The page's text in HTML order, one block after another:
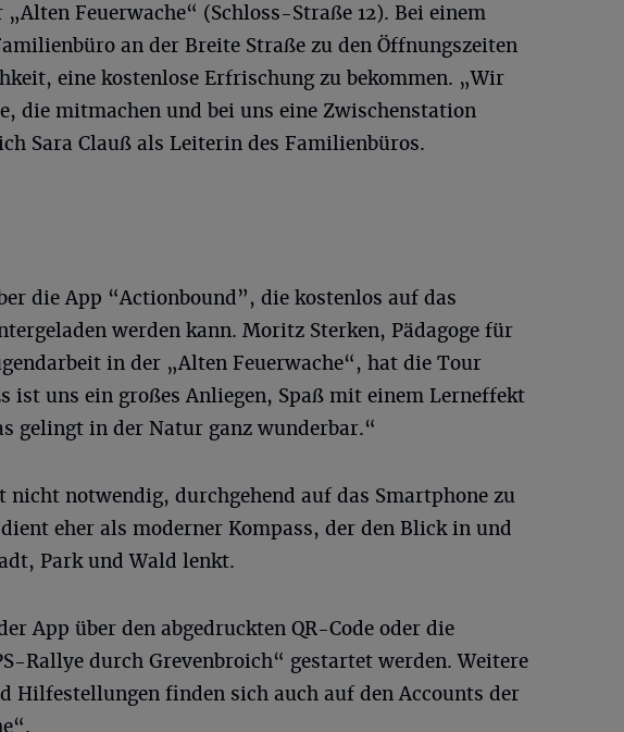
„Alten Feuerwache“ (Schloss-Straße 12). Bei einem
an der Breite Straße zu den Öffnungszeiten
eine kostenlose Erfrischung zu bekommen. „Wir
die mitmachen und bei uns eine Zwischenstation
Sara Clauß als Leiterin des Familienbüros.
die App “Actionbound”, die kostenlos auf das
werden kann. Moritz Sterken, Pädagoge für
in der „Alten Feuerwache“, hat die Tour
ist uns ein großes Anliegen, Spaß mit einem Lerneffekt
gelingt in der Natur ganz wunderbar.“
nicht notwendig, durchgehend auf das Smartphone zu
eher als moderner Kompass, der den Blick in und
Park und Wald lenkt.
App über den abgedruckten QR-Code oder die
Rallye durch Grevenbroich“ gestartet werden. Weitere
Hilfestellungen finden sich auch auf den Accounts der